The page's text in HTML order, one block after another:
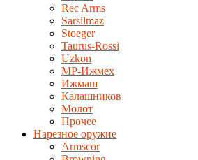
Rec Arms
Sarsilmaz
Stoeger
Taurus-Rossi
Uzkon
MP-Ижмех
Ижмаш
Калашников
Молот
Прочее
Нарезное оружие
Armscor